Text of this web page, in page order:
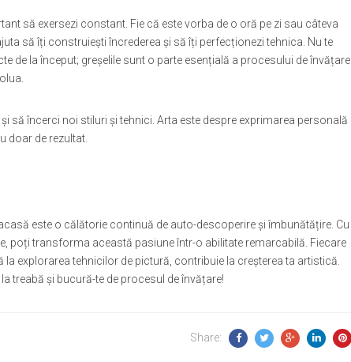
să exersezi constant. Fie că este vorba de o oră pe zi sau câteva
să îți construiești încrederea și să îți perfecționezi tehnica. Nu te
de la început; greșelile sunt o parte esențială a procesului de învățare
să încerci noi stiluri și tehnici. Arta este despre exprimarea personală
doar de rezultat.
este o călătorie continuă de auto-descoperire și îmbunătățire. Cu
poți transforma această pasiune într-o abilitate remarcabilă. Fiecare
la explorarea tehnicilor de pictură, contribuie la creșterea ta artistică.
treabă și bucură-te de procesul de învățare!
Share: